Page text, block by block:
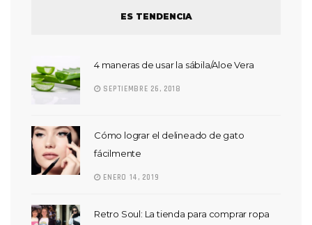
ES TENDENCIA
4 maneras de usar la sábila/Aloe Vera
SEPTIEMBRE 26, 2018
Cómo lograr el delineado de gato
fácilmente
ENERO 14, 2019
Retro Soul: La tienda para comprar ropa